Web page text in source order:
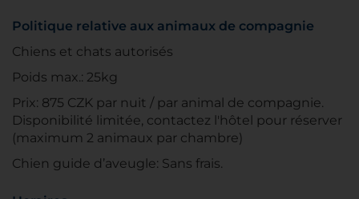
Politique relative aux animaux de compagnie
Chiens et chats autorisés
Poids max.: 25kg
Prix: 875 CZK par nuit / par animal de compagnie.
Disponibilité limitée, contactez l'hôtel pour réserver
(maximum 2 animaux par chambre)
Chien guide d’aveugle: Sans frais.